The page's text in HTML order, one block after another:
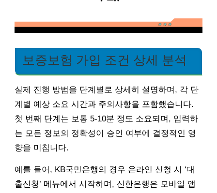
보증보험 가입 조건 상세 분석
실제 진행 방법을 단계별로 상세히 설명하며, 각 단
계별 예상 소요 시간과 주의사항을 포함했습니다.
첫 번째 단계는 보통 5-10분 정도 소요되며, 입력하
는 모든 정보의 정확성이 승인 여부에 결정적인 영
향을 미칩니다.
예를 들어, KB국민은행의 경우 온라인 신청 시 ‘대
출신청’ 메뉴에서 시작하며, 신한은행은 모바일 앱